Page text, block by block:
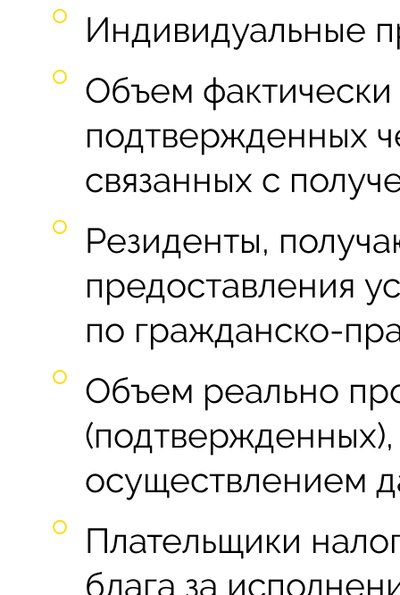
Индивидуальные
Объем
подтвержденных
связанных с
Резиденты,
предоставления
по гражданско-
Объем реально
(подтвержденных),
осуществлением
Плательщики
блага за